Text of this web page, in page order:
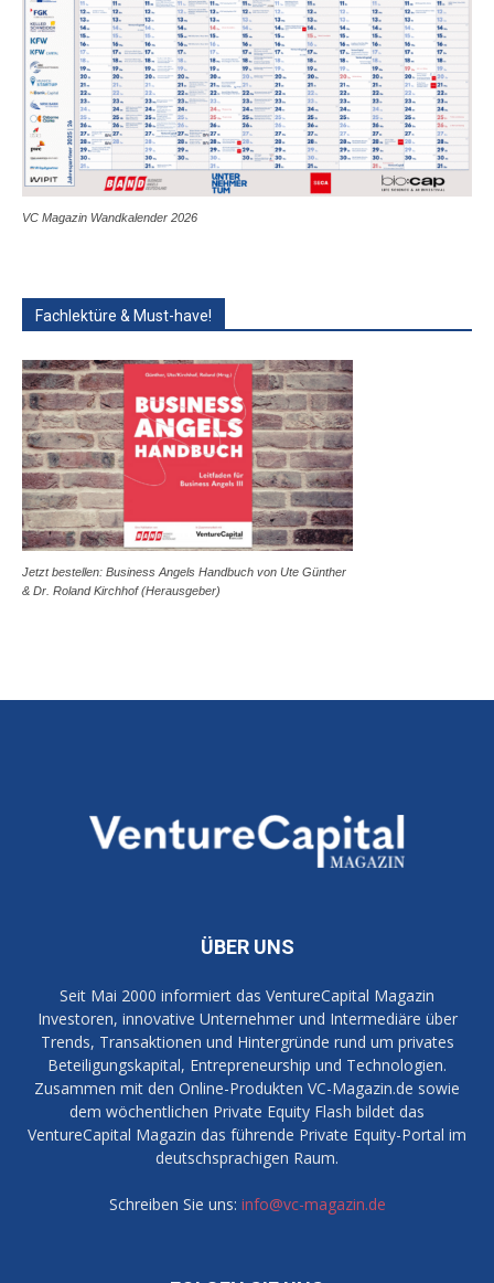
VC Magazin Wandkalender 2026
Fachlektüre & Must-have!
Jetzt bestellen: Business Angels Handbuch von Ute Günther
& Dr. Roland Kirchhof (Herausgeber)
ÜBER UNS
Seit Mai 2000 informiert das VentureCapital Magazin
Investoren, innovative Unternehmer und Intermediäre über
Trends, Transaktionen und Hintergründe rund um privates
Beteiligungskapital, Entrepreneurship und Technologien.
Zusammen mit den Online-Produkten VC-Magazin.de sowie
dem wöchentlichen Private Equity Flash bildet das
VentureCapital Magazin das führende Private Equity-Portal im
deutschsprachigen Raum.
Schreiben Sie uns: info@vc-magazin.de